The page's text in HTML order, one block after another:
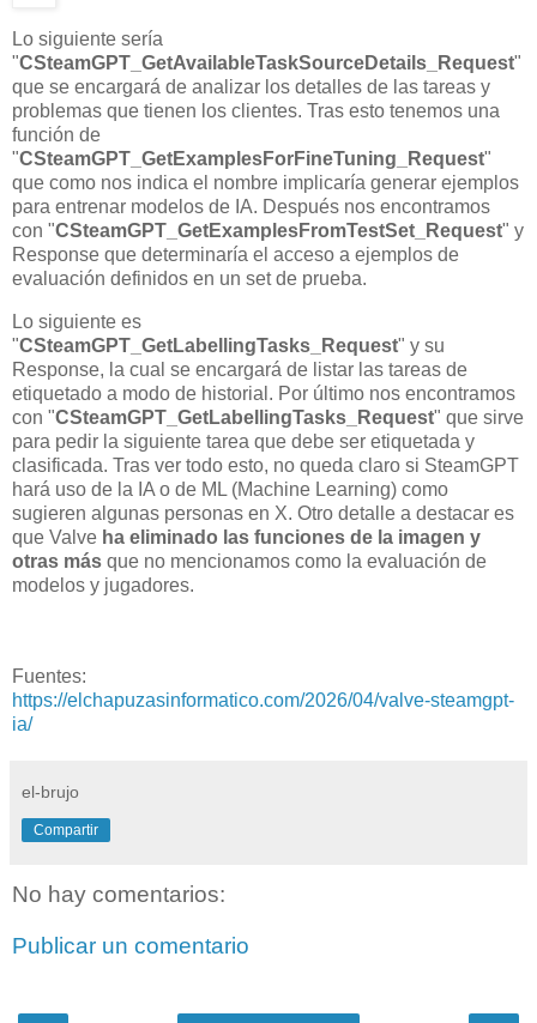
Lo siguiente sería
"CSteamGPT_GetAvailableTaskSourceDetails_Request"
que se encargará de analizar los detalles de las tareas y
problemas que tienen los clientes. Tras esto tenemos una
función de
"CSteamGPT_GetExamplesForFineTuning_Request"
que como nos indica el nombre implicaría generar ejemplos
para entrenar modelos de IA. Después nos encontramos
con "CSteamGPT_GetExamplesFromTestSet_Request" y
Response que determinaría el acceso a ejemplos de
evaluación definidos en un set de prueba.
Lo siguiente es
"CSteamGPT_GetLabellingTasks_Request" y su
Response, la cual se encargará de listar las tareas de
etiquetado a modo de historial. Por último nos encontramos
con "CSteamGPT_GetLabellingTasks_Request" que sirve
para pedir la siguiente tarea que debe ser etiquetada y
clasificada. Tras ver todo esto, no queda claro si SteamGPT
hará uso de la IA o de ML (Machine Learning) como
sugieren algunas personas en X. Otro detalle a destacar es
que Valve ha eliminado las funciones de la imagen y
otras más que no mencionamos como la evaluación de
modelos y jugadores.
Fuentes:
https://elchapuzasinformatico.com/2026/04/valve-steamgpt-
ia/
el-brujo
Compartir
No hay comentarios:
Publicar un comentario